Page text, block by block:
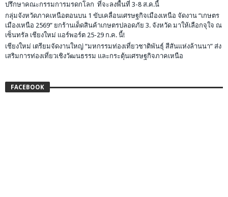
ปรึกษาคณะกรรมการมรดกโลก ที่จะลงพื้นที่ 3-8 ส.ค.นี้
กลุ่มจังหวัดภาคเหนือตอนบน 1 ขับเคลื่อนเศรษฐกิจเมืองเหนือ จัดงาน “เกษตร
เมืองเหนือ 2569” ยกร้านเด็ดสินค้าเกษตรปลอดภัย 3. จังหวัด มาให้เลือกจุใจ ณ
เซ็นทรัล เชียงใหม่ แอร์พอร์ต 25-29 ก.ค. นี้!
เชียงใหม่ เตรียมจัดงานใหญ่ “มหกรรมท่องเที่ยวชาติพันธุ์ สีสันแห่งล้านนา” ส่ง
เสริมการท่องเที่ยวเชิงวัฒนธรรม และกระตุ้นเศรษฐกิจภาคเหนือ
FACEBOOK